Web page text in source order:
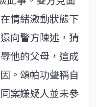
情緒激動狀態下
向警方陳述，猜
他的父母，這成
。頌帕功聲稱自
案嫌疑人並未參